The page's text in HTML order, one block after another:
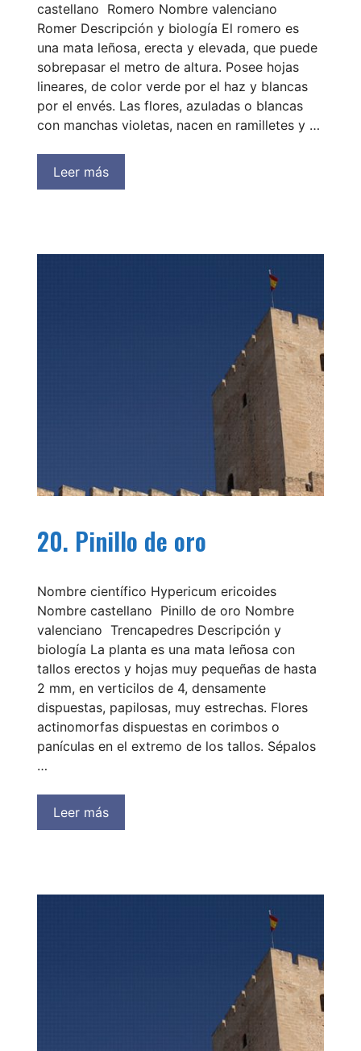
castellano Romero Nombre valenciano
Romer Descripción y biología El romero es
una mata leñosa, erecta y elevada, que puede
sobrepasar el metro de altura. Posee hojas
lineares, de color verde por el haz y blancas
por el envés. Las flores, azuladas o blancas
con manchas violetas, nacen en ramilletes y …
Leer más
20. Pinillo de oro
Nombre científico Hypericum ericoides
Nombre castellano Pinillo de oro Nombre
valenciano Trencapedres Descripción y
biología La planta es una mata leñosa con
tallos erectos y hojas muy pequeñas de hasta
2 mm, en verticilos de 4, densamente
dispuestas, papilosas, muy estrechas. Flores
actinomorfas dispuestas en corimbos o
panículas en el extremo de los tallos. Sépalos
…
Leer más